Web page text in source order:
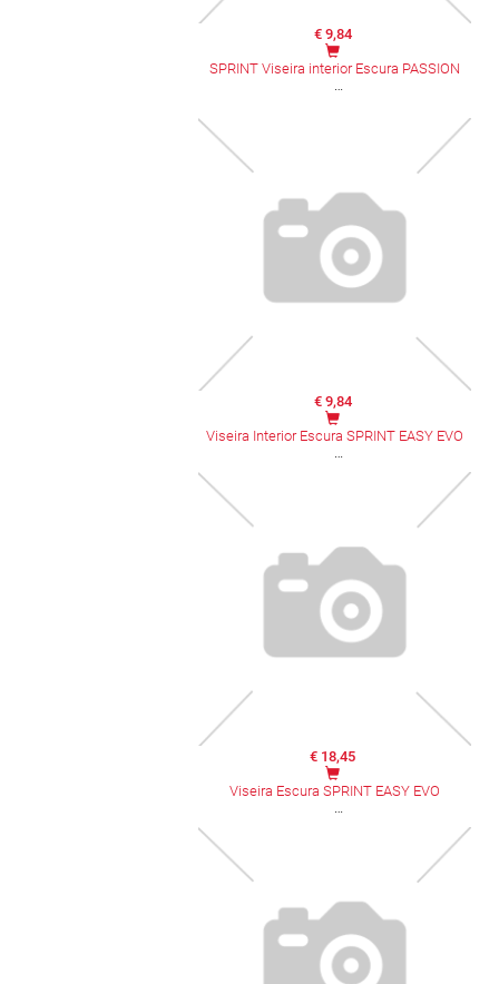
€ 9,84
SPRINT Viseira interior Escura PASSION
€ 9,84
Viseira Interior Escura SPRINT EASY EVO
€ 18,45
Viseira Escura SPRINT EASY EVO